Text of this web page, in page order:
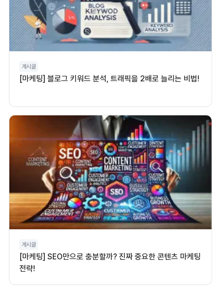
게시글
[마케팅] 블로그 키워드 분석, 트래픽을 2배로 늘리는 비법!
게시글
[마케팅] SEO만으로 충분할까? 진짜 중요한 콘텐츠 마케팅
전략!